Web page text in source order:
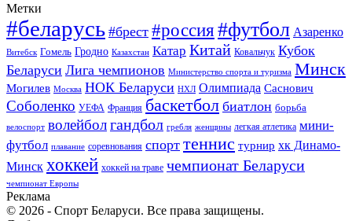
Метки
#беларусь #брест #россия#футбол Азаренко
Витебск Гомель Гродно Казахстан Катар Китай Ковальчук Кубок
Беларуси Лига чемпионов Министерство спорта и туризма Минск
Могилев Москва НОК Беларуси НХЛ Олимпиада Саснович
Соболенко УЕФА Франция баскетбол биатлон борьба
велоспорт волейболгандбол гребля женщины легкая атлетика мини-
футбол плавание соревнования спорт теннис турнир хк Динамо-
Минск хоккей хоккей на траве чемпионат Беларуси
чемпионат Европы
Реклама
© 2026 - Спорт Беларуси. Все права защищены.